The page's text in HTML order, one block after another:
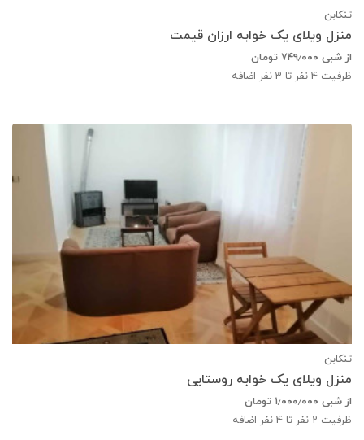
تنکابن
منزل ویلای یک خوابه ارزان قیمت
از شبی ۷۴۹٫۰۰۰ تومان
ظرفیت 4 نفر تا 3 نفر اضافه
تنکابن
منزل ویلای یک خوابه روستایی
از شبی ۱٫۰۰۰٫۰۰۰ تومان
ظرفیت 2 نفر تا 4 نفر اضافه